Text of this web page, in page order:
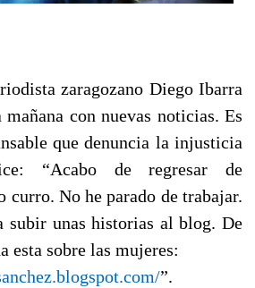
zaragozano Diego Ibarra
con nuevas noticias. Es
que denuncia la injusticia
“Acabo de regresar de
curro. No he parado de trabajar.
subir unas historias al blog. De
esta sobre las mujeres:
”.